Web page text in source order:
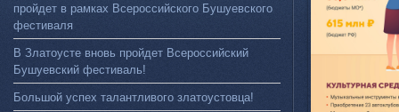
пройдет в рамках Всероссийского Бушуевского
фестиваля
В Златоусте вновь пройдет Всероссийский
Бушуевский фестиваль!
Большой успех талантливого златоустовца!